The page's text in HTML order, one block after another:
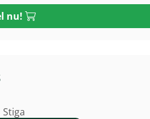
nu!
Stiga